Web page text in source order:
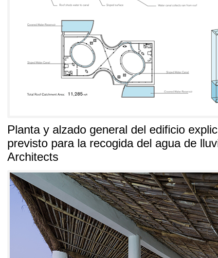
Planta y alzado general del edificio
previsto para la recogida del agua de
Architects